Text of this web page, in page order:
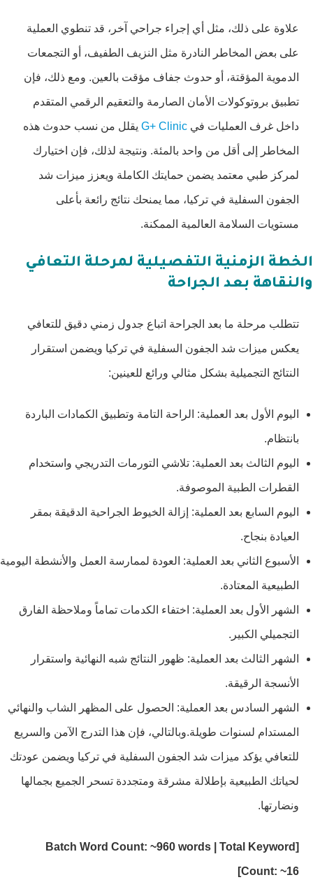
علاوة على ذلك، مثل أي إجراء جراحي آخر، قد تنطوي العملية
على بعض المخاطر النادرة مثل النزيف الطفيف، أو التجمعات
الدموية المؤقتة، أو حدوث جفاف مؤقت بالعين. ومع ذلك، فإن
تطبيق بروتوكولات الأمان الصارمة والتعقيم الرقمي المتقدم
داخل غرف العمليات في G+ Clinic يقلل من نسب حدوث هذه
المخاطر إلى أقل من واحد بالمئة. ونتيجة لذلك، فإن اختيارك
لمركز طبي معتمد يضمن حمايتك الكاملة ويعزز ميزات شد
الجفون السفلية في تركيا، مما يمنحك نتائج رائعة بأعلى
مستويات السلامة العالمية الممكنة.
الخطة الزمنية التفصيلية لمرحلة التعافي
والنقاهة بعد الجراحة
تتطلب مرحلة ما بعد الجراحة اتباع جدول زمني دقيق للتعافي
يعكس ميزات شد الجفون السفلية في تركيا ويضمن استقرار
النتائج التجميلية بشكل مثالي ورائع للعينين:
اليوم الأول بعد العملية: الراحة التامة وتطبيق الكمادات الباردة
بانتظام.
اليوم الثالث بعد العملية: تلاشي التورمات التدريجي واستخدام
القطرات الطبية الموصوفة.
اليوم السابع بعد العملية: إزالة الخيوط الجراحية الدقيقة بمقر
العيادة بنجاح.
الأسبوع الثاني بعد العملية: العودة لممارسة العمل والأنشطة اليومية
الطبيعية المعتادة.
الشهر الأول بعد العملية: اختفاء الكدمات تماماً وملاحظة الفارق
التجميلي الكبير.
الشهر الثالث بعد العملية: ظهور النتائج شبه النهائية واستقرار
الأنسجة الرقيقة.
الشهر السادس بعد العملية: الحصول على المظهر الشاب والنهائي
المستدام لسنوات طويلة.وبالتالي، فإن هذا التدرج الآمن والسريع
للتعافي يؤكد ميزات شد الجفون السفلية في تركيا ويضمن عودتك
لحياتك الطبيعية بإطلالة مشرقة ومتجددة تسحر الجميع بجمالها
ونضارتها.
[Batch Word Count: ~960 words | Total Keyword
Count: ~16]